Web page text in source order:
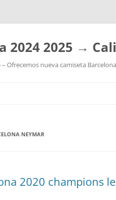
2024 2025 →
Ofrecemos nueva camiseta
NEYMAR
2020 champions